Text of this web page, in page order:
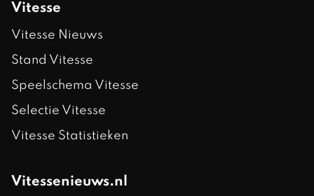
Vitesse
Vitesse Nieuws
Stand Vitesse
Speelschema Vitesse
Selectie Vitesse
Vitesse Statistieken
Vitessenieuws.nl